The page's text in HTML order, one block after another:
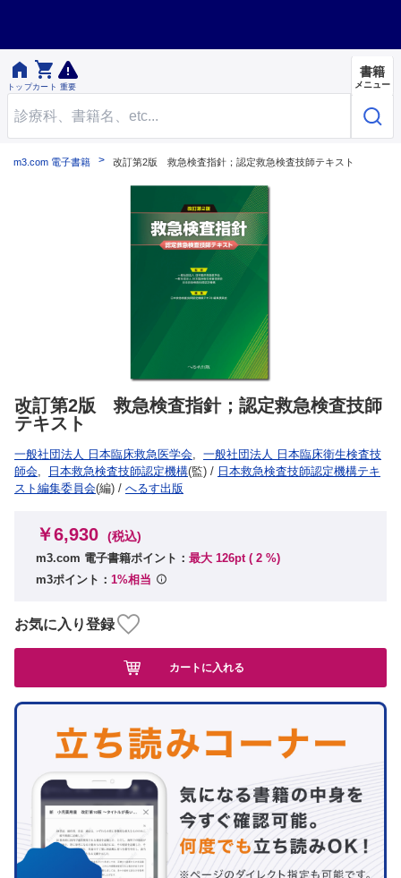

トップ

カート 重要
書籍
メニュー
m3.com 電子書籍 改訂第2版 救急検査指針；認定救急検査技師テキスト
改訂第2版 救急検査指針；認定救急検査技師
テキスト
一般社団法人 日本臨床救急医学会, 一般社団法人 日本臨床衛生検査技
師会, 日本救急検査技師認定機構(監) / 日本救急検査技師認定機構テキ
スト編集委員会(編) / へるす出版
￥6,930 (税込)
m3.com 電子書籍ポイント： 最大 126pt ( 2 %)
m3ポイント： 1%相当
お気に入り登録
カートに入れる